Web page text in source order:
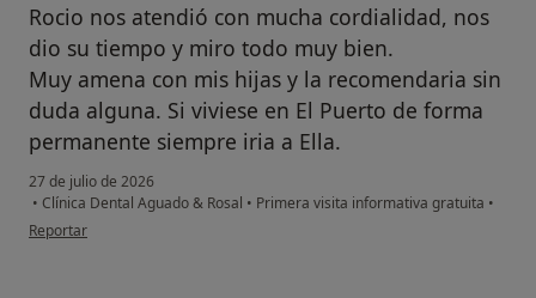
Rocio nos atendió con mucha cordialidad, nos
dio su tiempo y miro todo muy bien.
Muy amena con mis hijas y la recomendaria sin
duda alguna. Si viviese en El Puerto de forma
permanente siempre iria a Ella.
27 de julio de 2026
• Clínica Dental Aguado & Rosal • Primera visita informativa gratuita •
en opinión del usuario Manuela M
Reportar